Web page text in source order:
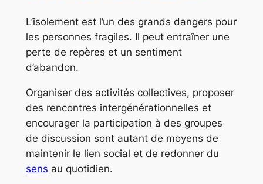
L’isolement est l’un des grands dangers pour
les personnes fragiles. Il peut entraîner une
perte de repères et un sentiment
d’abandon.
Organiser des activités collectives, proposer
des rencontres intergénérationnelles et
encourager la participation à des groupes
de discussion sont autant de moyens de
maintenir le lien social et de redonner du
sens au quotidien.